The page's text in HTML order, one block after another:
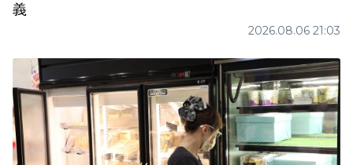
義
2026.08.06 21:03